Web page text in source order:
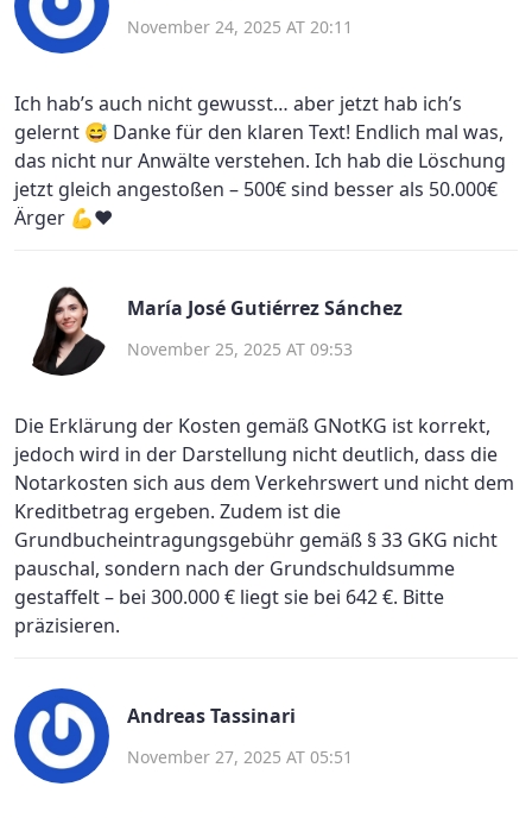
November 24, 2025 AT 20:11
Ich hab’s auch nicht gewusst… aber jetzt hab ich’s
gelernt 😅 Danke für den klaren Text! Endlich mal was,
das nicht nur Anwälte verstehen. Ich hab die Löschung
jetzt gleich angestoßen – 500€ sind besser als 50.000€
Ärger 💪❤️
María José Gutiérrez Sánchez
November 25, 2025 AT 09:53
Die Erklärung der Kosten gemäß GNotKG ist korrekt,
jedoch wird in der Darstellung nicht deutlich, dass die
Notarkosten sich aus dem Verkehrswert und nicht dem
Kreditbetrag ergeben. Zudem ist die
Grundbucheintragungsgebühr gemäß § 33 GKG nicht
pauschal, sondern nach der Grundschuldsumme
gestaffelt – bei 300.000 € liegt sie bei 642 €. Bitte
präzisieren.
Andreas Tassinari
November 27, 2025 AT 05:51